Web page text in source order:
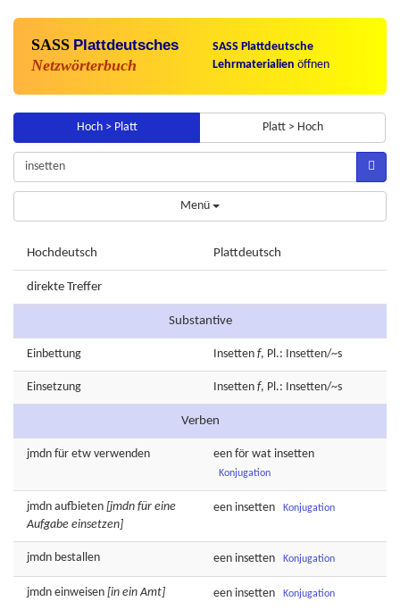
SASS Plattdeutsches
Netzwörterbuch
SASS Plattdeutsche
Lehrmaterialien öffnen
Hoch > Platt Platt > Hoch
Menü
Hochdeutsch Plattdeutsch
direkte Treffer
Substantive
Einbettung Insetten f, Pl.: Insetten/~s
Einsetzung Insetten f, Pl.: Insetten/~s
Verben
jmdn für etw verwenden een för wat insetten
Konjugation
jmdn aufbieten [jmdn für eine
Aufgabe einsetzen]
een insetten Konjugation
jmdn bestallen een insetten Konjugation
jmdn einweisen [in ein Amt] een insetten Konjugation